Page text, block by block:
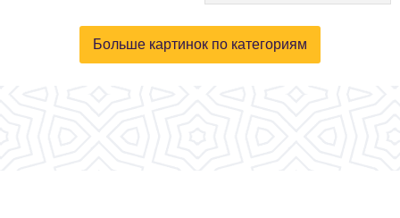
Больше картинок по категориям